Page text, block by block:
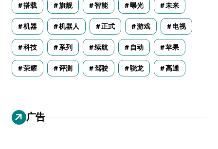
搭载 旗舰 智能 曝光 未来
机器 机器人 正式 游戏 电视
科技 系列 续航 自动 苹果
荣耀 评测 驾驶 骁龙 高通
广告